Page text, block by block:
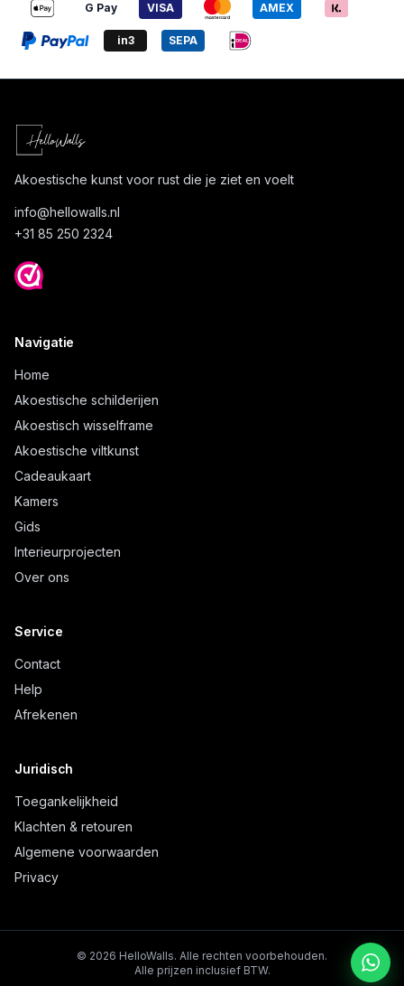
G Pay VISA AMEX
in3 SEPA
Akoestische kunst voor rust die je ziet en voelt
info@hellowalls.nl
+31 85 250 2324
Navigatie
Home
Akoestische schilderijen
Akoestisch wisselframe
Akoestische viltkunst
Cadeaukaart
Kamers
Gids
Interieurprojecten
Over ons
Service
Contact
Help
Afrekenen
Juridisch
Toegankelijkheid
Klachten & retouren
Algemene voorwaarden
Privacy
© 2026 HelloWalls. Alle rechten voorbehouden.
Alle prijzen inclusief BTW.